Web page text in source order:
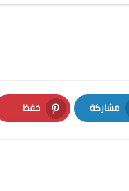
مشاركة
LinkedIn
حفظ
Pinterest